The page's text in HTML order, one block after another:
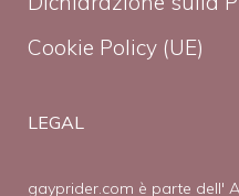
Cookie Policy (UE)
LEGAL
gayprider.com è parte dell'